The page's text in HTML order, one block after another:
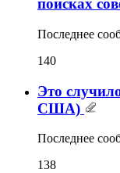
поисках
Последнее
140
Это
США)
Последнее
138